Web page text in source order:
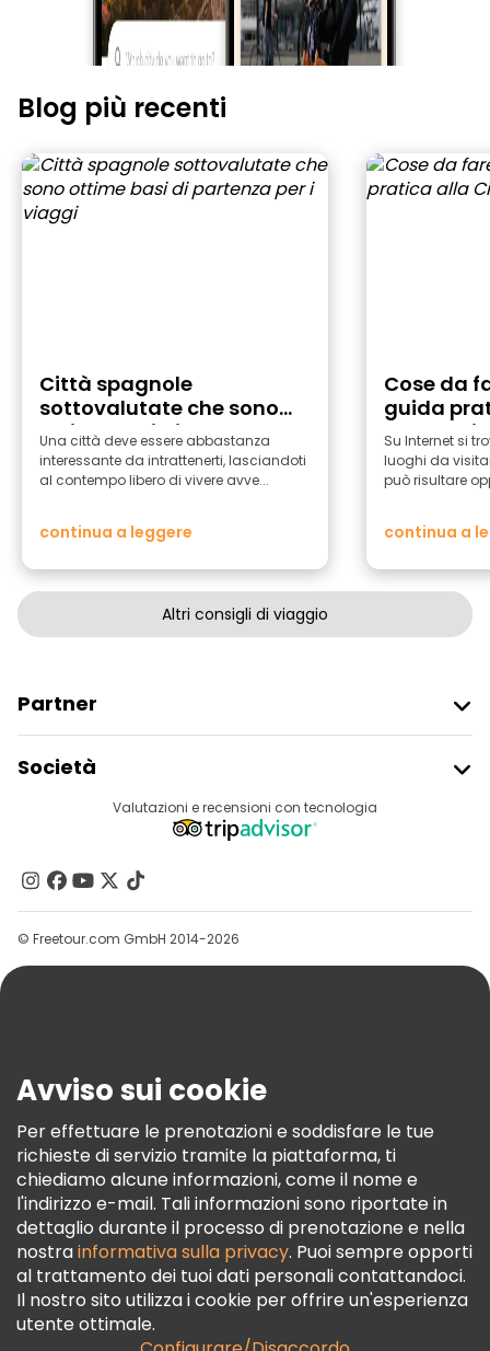
Blog più recenti
Città spagnole
sottovalutate che sono
ottime basi di partenza
per i viaggi
Una città deve essere abbastanza
interessante da intrattenerti, lasciandoti
al contempo libero di vivere avve...
continua a leggere
Cose da
guida
delle Luci
Su Internet si
luoghi da
può risultare
continua a
Altri consigli di viaggio
Partner
Accesso Del Fornitore
Programma Di Affiliazione
Società
Destinazioni
Contattaci
Gruppi
Aiuto
Termini E Condizioni
Informativa Sui Cookie
Freetour Premi
Programma Di Fidelizzazione
Valutazioni e recensioni con tecnologia
© Freetour.com GmbH 2014-2026
Avviso sui cookie
Per effettuare le prenotazioni e soddisfare le tue
richieste di servizio tramite la piattaforma, ti
chiediamo alcune informazioni, come il nome e
l'indirizzo e-mail. Tali informazioni sono riportate in
dettaglio durante il processo di prenotazione e nella
nostrainformativa sulla privacy. Puoi sempre opporti
al trattamento dei tuoi dati personali contattandoci.
Il nostro sito utilizza i cookie per offrire un'esperienza
utente ottimale.